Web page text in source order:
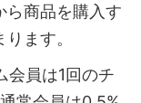
ら商品を購入す
ます。
会員は1回のチ